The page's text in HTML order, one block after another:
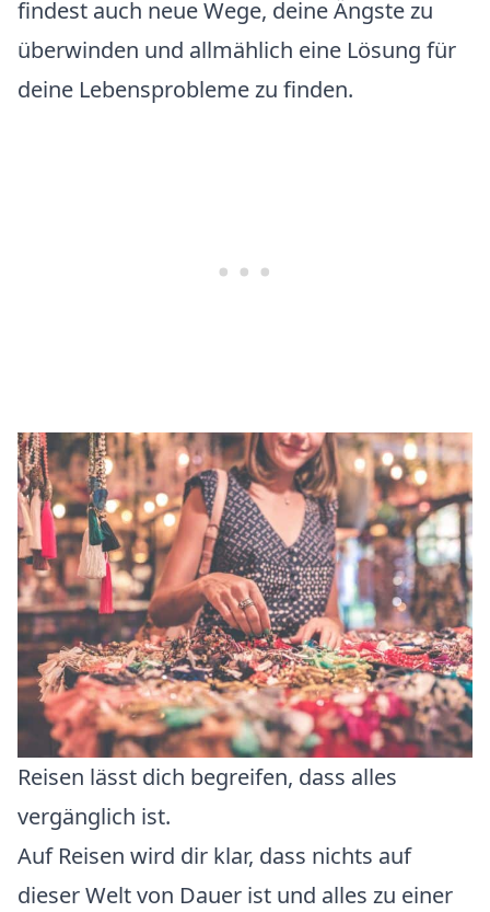
findest auch neue Wege, deine Ängste zu
überwinden und allmählich eine Lösung für
deine Lebensprobleme zu finden.
Reisen lässt dich begreifen, dass alles
vergänglich ist.
Auf Reisen wird dir klar, dass nichts auf
dieser Welt von Dauer ist und alles zu einer